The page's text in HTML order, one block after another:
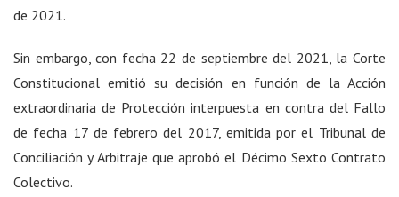
de 2021.
Sin embargo, con fecha 22 de septiembre del 2021, la Corte
Constitucional emitió su decisión en función de la Acción
extraordinaria de Protección interpuesta en contra del Fallo
de fecha 17 de febrero del 2017, emitida por el Tribunal de
Conciliación y Arbitraje que aprobó el Décimo Sexto Contrato
Colectivo.